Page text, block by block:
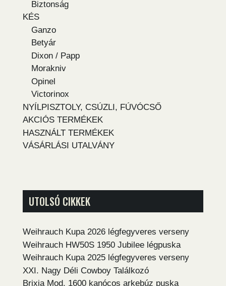
Biztonság
KÉS
Ganzo
Betyár
Dixon / Papp
Morakniv
Opinel
Victorinox
NYÍLPISZTOLY, CSÚZLI, FÚVÓCSŐ
AKCIÓS TERMÉKEK
HASZNÁLT TERMÉKEK
VÁSÁRLÁSI UTALVÁNY
UTOLSÓ CIKKEK
Weihrauch Kupa 2026 légfegyveres verseny
Weihrauch HW50S 1950 Jubilee légpuska
Weihrauch Kupa 2025 légfegyveres verseny
XXI. Nagy Déli Cowboy Találkozó
Brixia Mod. 1600 kanócos arkebúz puska